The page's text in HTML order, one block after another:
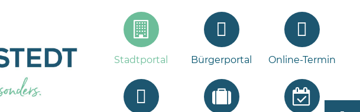
Stadtportal Bürgerportal Online-Termin